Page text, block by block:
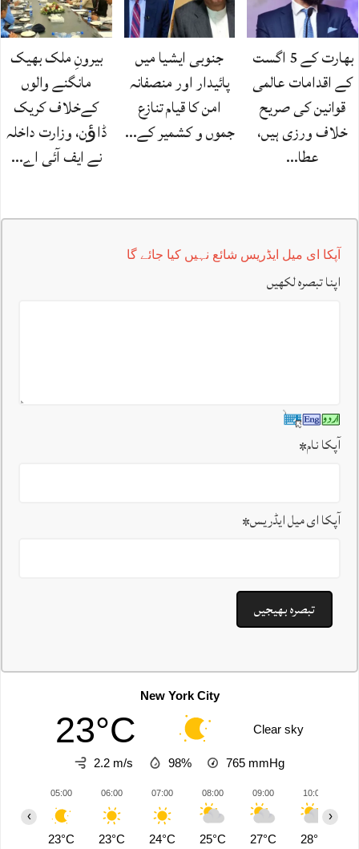
بھارت کے 5 اگست
کے اقدامات عالمی
قوانین کی صریح
خلاف ورزی ہیں،
عطا…
جنوبی ایشیا میں
پائیدار اور منصفانہ
امن کا قیام تنازع
جموں و کشمیر کے…
بیرونِ ملک بھیک
مانگنے والوں
کےخلاف کریک
ڈاﺅن، وزارت داخلہ
نے ایف آئی اے…
آپکا ای میل ایڈریس شائع نہیں کیا جائے گا
اپنا تبصرہ لکھیں
آپکا نام*
آپکا ای میل ایڈریس*
New York City
23°C Clear sky
2.2 m/s 98% 765 mmHg
05:00
23°C
06:00
23°C
07:00
24°C
08:00
25°C
09:00
27°C
10:00
28°C
‹ ›